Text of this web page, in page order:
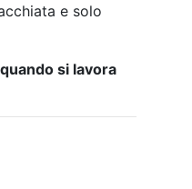
e solo
si lavora